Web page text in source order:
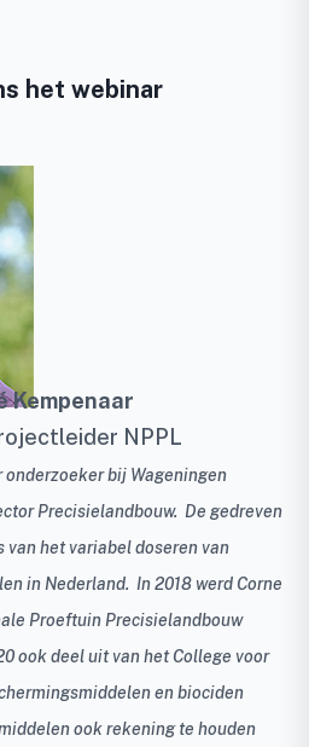
het webinar
Kempenaar
NPPL
onderzoeker bij Wageningen
Precisielandbouw. De gedreven
van het variabel doseren van
in Nederland. In 2018 werd Corne
Proeftuin Precisielandbouw
ook deel uit van het College voor
en biociden
ook rekening te houden